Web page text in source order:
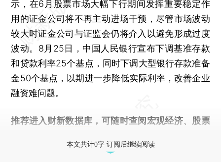
示，在6月股票市场大幅下行期间发挥重要稳定作
用的证金公司将不再主动进场干预，尽管市场波动
较大时证金公司与证监会仍将介入以避免形成过度
波动。8月25日，中国人民银行宣布下调基准存款
和贷款利率25个基点，同时下调大型银行存款准备
金50个基点，以期进一步降低实际利率，改善企业
融资难问题。
推荐进入 财新数据库 ，可随时查阅宏观经济、股票
本文共计0字 订阅后继续阅读